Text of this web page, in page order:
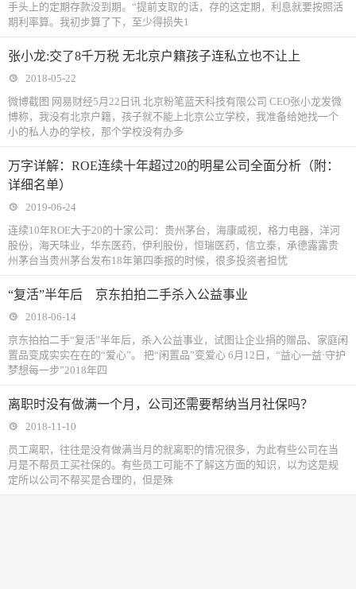
手头上的定期存款没到期。“提前支取的话，存的这定期，利息就要按照活
期利率算。我初步算了下，至少得损失1
张小龙:交了8千万税 无北京户籍孩子连私立也不让上
2018-05-22
微博截图 网易财经5月22日讯 北京粉笔蓝天科技有限公司 CEO张小龙发微
博称，我没有北京户籍，孩子就不能上北京公立学校，我准备给她找一个
小的私人办的学校，那个学校没有办多
万字详解：ROE连续十年超过20的明星公司全面分析（附：
详细名单）
2019-06-24
连续10年ROE大于20的十家公司：贵州茅台，海康威视，格力电器，洋河
股份，海天味业，华东医药，伊利股份，恒瑞医药，信立泰，承德露露贵
州茅台当贵州茅台发布18年第四季报的时候，很多投资者担忧
“复活”半年后 京东拍拍二手杀入公益事业
2018-06-14
京东拍拍二手“复活”半年后，杀入公益事业，试图让企业捐的赠品、家庭闲
置品变成实实在在的“爱心”。 把“闲置品”变爱心 6月12日，“益心一益·守护
梦想每一步”2018年四
离职时没有做满一个月，公司还需要帮纳当月社保吗？
2018-11-10
​员工离职，往往是没有做满当月的就离职的情况很多，为此有些公司在当
月是不帮员工买社保的。有些员工可能不了解这方面的知识，以为这是规
定所以公司不帮买是合理的，但是殊